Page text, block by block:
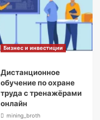
Бизнес и инвестиции
Дистанционное
обучение по охране
труда с тренажёрами
онлайн
mining_broth